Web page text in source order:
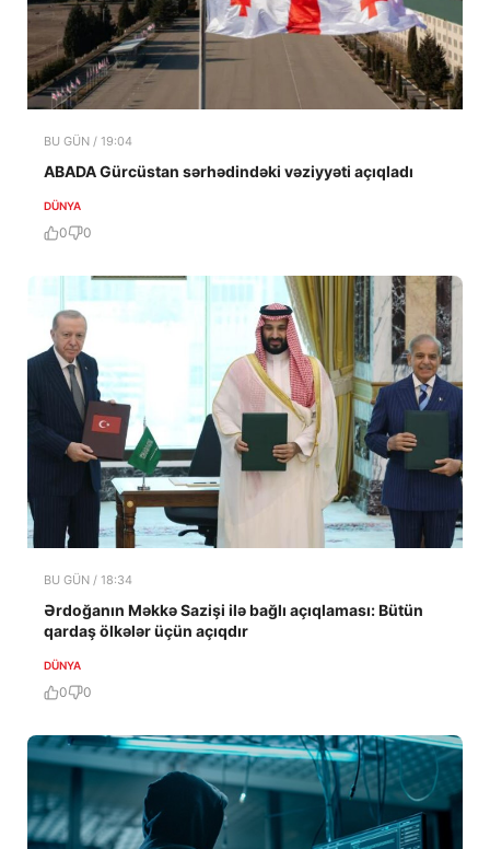
BU GÜN / 19:04
ABADA Gürcüstan sərhədindəki vəziyyəti açıqladı
DÜNYA
0 0
BU GÜN / 18:34
Ərdoğanın Məkkə Sazişi ilə bağlı açıqlaması: Bütün
qardaş ölkələr üçün açıqdır
DÜNYA
0 0